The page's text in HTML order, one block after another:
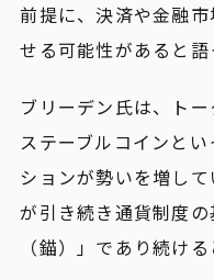
前提に、決済や金融
せる可能性があると語
ブリーデン氏は、ト
ステーブルコインと
ションが勢いを増し
が引き続き通貨制度
（錨）」であり続ける